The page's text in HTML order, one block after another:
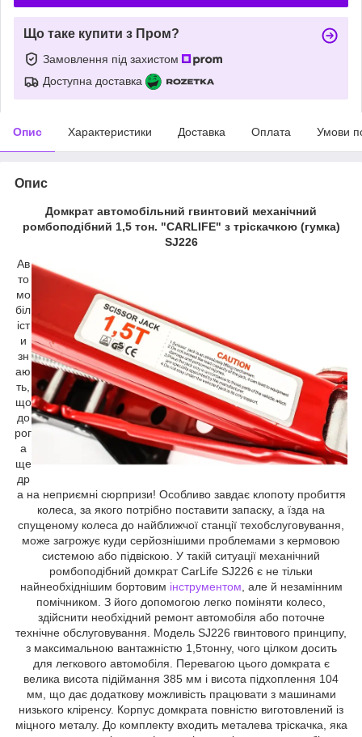
Що таке купити з Пром?
Замовлення під захистом
Доступна доставка
Опис Характеристики Доставка Оплата Умови
Опис
Домкрат автомобільний гвинтовий механічний
ромбоподібний 1,5 тон. "CARLIFE" з тріскачкою (гумка)
SJ226
Ав
то
мо
біл
іст
и
зн
аю
ть,
що
до
рог
а
ще
др
а на неприємні сюрпризи! Особливо завдає клопоту пробиття
колеса, за якого потрібно поставити запаску, а їзда на
спущеному колеса до найближчої станції техобслуговування,
може загрожує куди серйознішими проблемами з кермовою
системою або підвіскою. У такій ситуації механічний
ромбоподібний домкрат CarLife SJ226 є не тільки
найнеобхіднішим бортовим інструментом , але й незамінним
помічником. З його допомогою легко поміняти колесо,
здійснити необхідний ремонт автомобіля або поточне
технічне обслуговування. Модель SJ226 гвинтового принципу,
з максимальною вантажністю 1,5тонну, чого цілком досить
для легкового автомобіля. Перевагою цього домкрата є
велика висота підіймання 385 мм і висота підхоплення 104
мм, що дає додаткову можливість працювати з машинами
низького кліренсу. Корпус домкрата повністю виготовлений із
міцного металу. До комплекту входить металева тріскачка, яка